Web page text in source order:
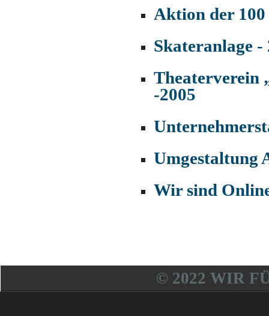
Aktion der 100
Skateranlage -
Theaterverein
-2005
Umgestaltung
Wir sind
© 2022 WIR